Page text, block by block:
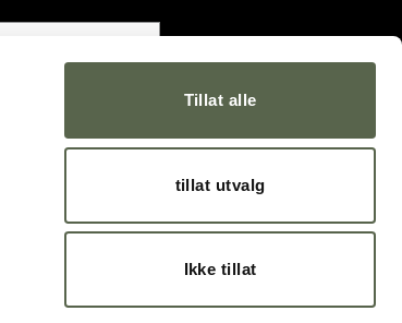
Tillat alle
tillat utvalg
Ikke tillat